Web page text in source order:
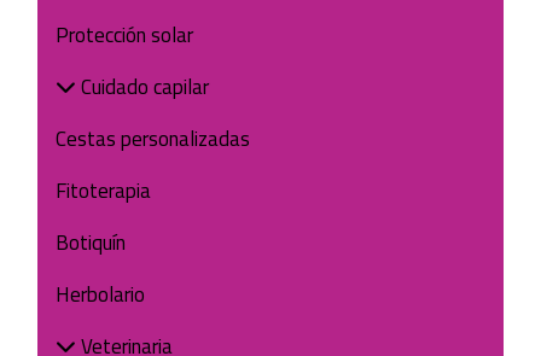
Protección solar
Cuidado capilar
Cestas personalizadas
Fitoterapia
Botiquín
Herbolario
Veterinaria